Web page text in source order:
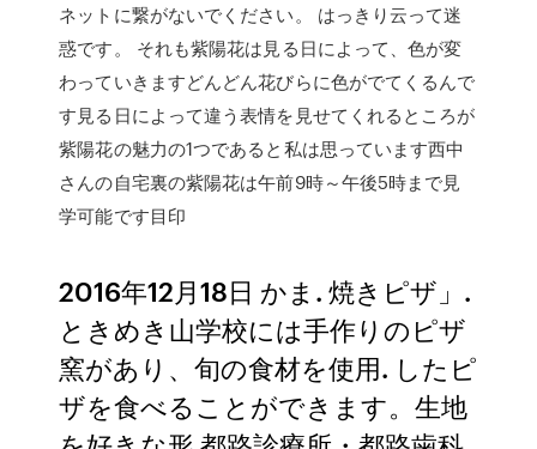
ネットに繋がないでください。 はっきり云って迷
惑です。 それも紫陽花は見る日によって、色が変
わっていきますどんどん花びらに色がでてくるんで
す見る日によって違う表情を見せてくれるところが
紫陽花の魅力の1つであると私は思っています西中
さんの自宅裏の紫陽花は午前9時～午後5時まで見
学可能です目印
2016年12月18日 かま. 焼きピザ」.
ときめき山学校には手作りのピザ
窯があり、旬の食材を使用. したピ
ザを食べることができます。生地